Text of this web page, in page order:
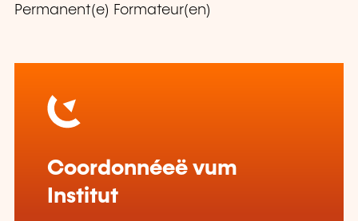
Permanent(e) Formateur(en)
Coordonnéeë vum
Institut